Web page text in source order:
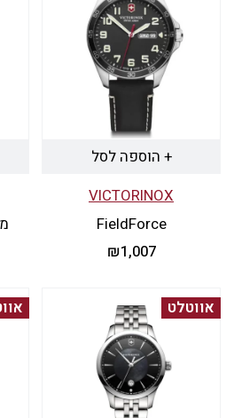
+ הוספה לסל
VICTORINOX
FieldForce
₪1,007
אווטלט